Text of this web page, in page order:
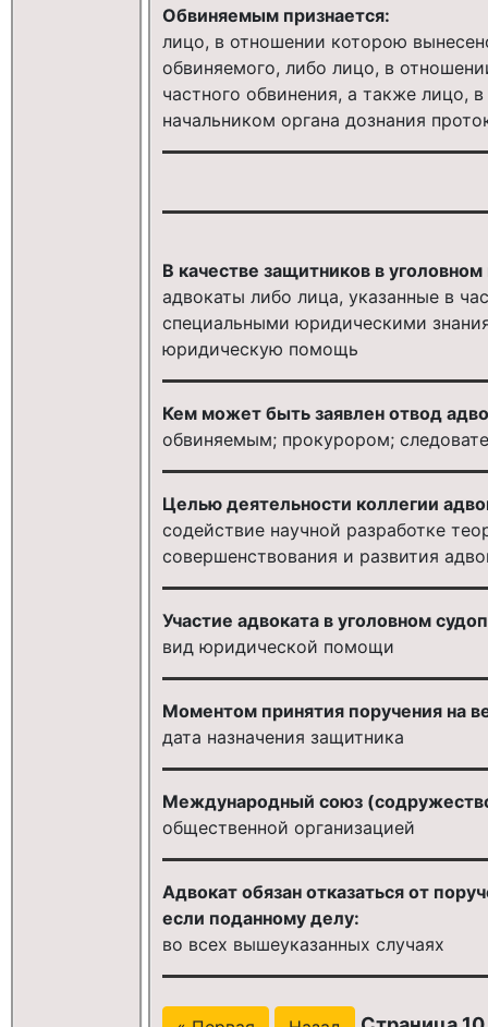
Обвиняемым признается:
лицо, в отношении которою
обвиняемого, либо лицо, в
частного обвинения, а также лицо,
начальником органа дознания
В качестве защитников в
адвокаты либо лица, указанные в
специальными юридическими
юридическую помощь
Кем может быть заявлен отвод
обвиняемым; прокурором;
Целью деятельности коллегии
содействие научной разработке
совершенствования и развития
Участие адвоката в уголовном
вид юридической помощи
Моментом принятия поручения на
дата назначения защитника
Международный союз
общественной организацией
Адвокат обязан отказаться от
если поданному делу:
во всех вышеуказанных случаях